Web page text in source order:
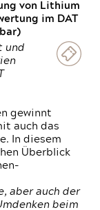
von Lithium
im DAT
und
gewinnt
auch das
In diesem
Überblick
aber auch der
beim